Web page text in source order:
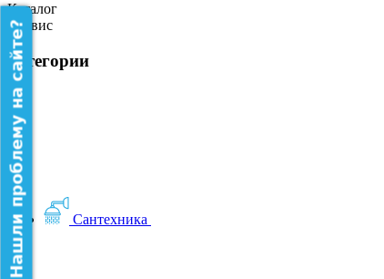
Каталог
Сервис
категории
Сантехника
Нашли проблему на сайте?